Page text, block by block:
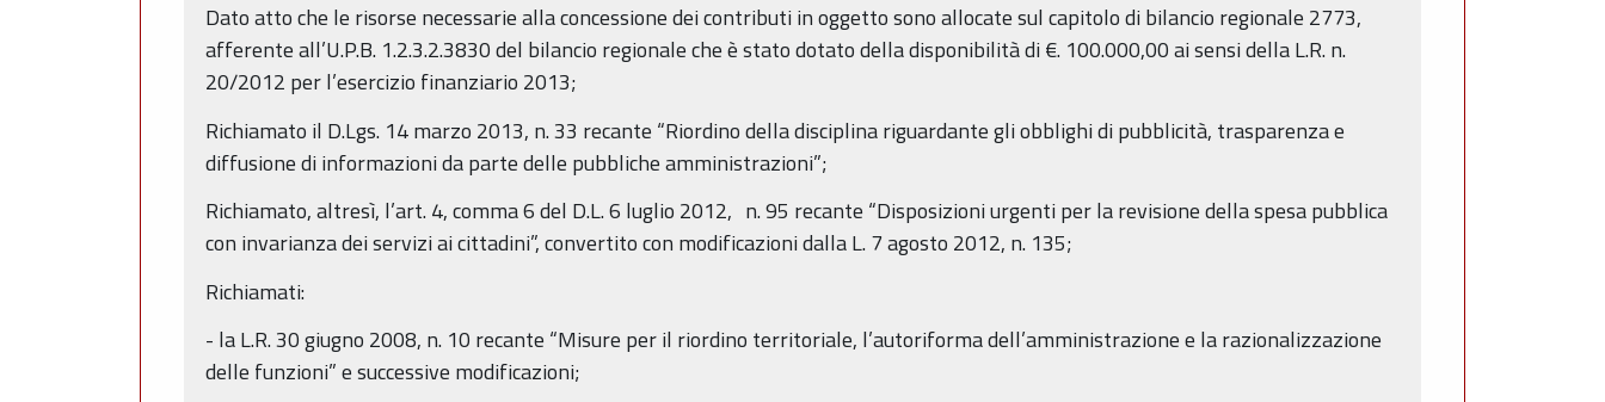
Dato atto che le risorse necessarie alla concessione dei contributi in oggetto sono allocate sul capitolo di bilancio regionale 2773,
afferente all’U.P.B. 1.2.3.2.3830 del bilancio regionale che è stato dotato della disponibilità di €. 100.000,00 ai sensi della L.R. n.
20/2012 per l’esercizio finanziario 2013;
Richiamato il D.Lgs. 14 marzo 2013, n. 33 recante “Riordino della disciplina riguardante gli obblighi di pubblicità, trasparenza e
diffusione di informazioni da parte delle pubbliche amministrazioni”;
Richiamato, altresì, l’art. 4, comma 6 del D.L. 6 luglio 2012, n. 95 recante “Disposizioni urgenti per la revisione della spesa pubblica
con invarianza dei servizi ai cittadini”, convertito con modificazioni dalla L. 7 agosto 2012, n. 135;
Richiamati:
- la L.R. 30 giugno 2008, n. 10 recante “Misure per il riordino territoriale, l’autoriforma dell’amministrazione e la razionalizzazione
delle funzioni” e successive modificazioni;